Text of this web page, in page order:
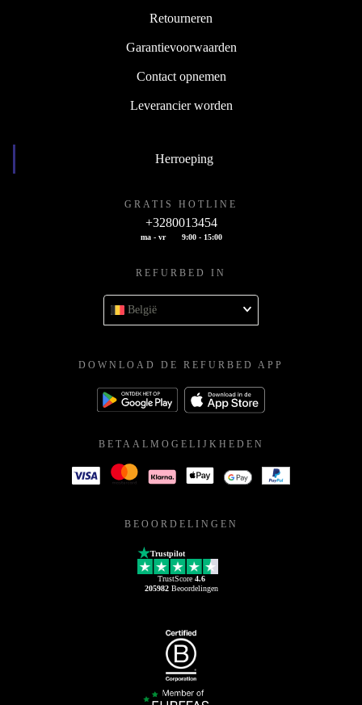
Retourneren
Garantievoorwaarden
Contact opnemen
Leverancier worden
Herroeping
GRATIS HOTLINE
+3280013454
ma - vr 9:00 - 15:00
REFURBED IN
België
DOWNLOAD DE REFURBED APP
BETAALMOGELIJKHEDEN
BEOORDELINGEN
Trustpilot
TrustScore 4.6
205982Beoordelingen